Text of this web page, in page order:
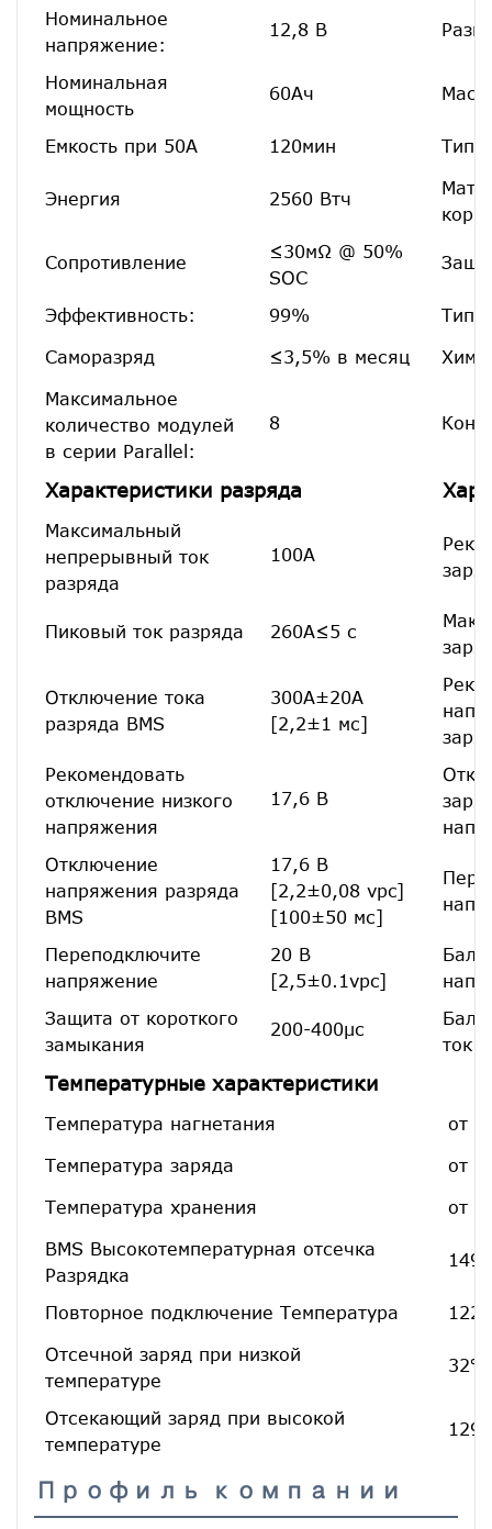
Номинальное
напряжение:
12,8 В
Номинальная
мощность
60Ач
Емкость при 50А 120мин Тип
Энергия 2560 Втч
Сопротивление
≤30мΩ @ 50%
SOC
Эффективность: 99% Тип
Саморазряд ≤3,5% в месяц
Максимальное
количество модулей
в серии Parallel:
8
Характеристики разряда
Максимальный
непрерывный ток
разряда
100А
Пиковый ток разряда 260А≤5 с
Отключение тока
разряда BMS
300А±20А
[2,2±1 мс]
Рекомендовать
отключение низкого
напряжения
17,6 В
Отключение
напряжения разряда
BMS
17,6 В
[2,2±0,08 vpc]
[100±50 мс]
Переподключите
напряжение
20 В
[2,5±0.1vpc]
Защита от короткого
замыкания
200-400μс
ток
Температурные характеристики
Температура нагнетания от -
Температура заряда от
Температура хранения от -
BMS Высокотемпературная отсечка
Разрядка
149
Повторное подключение Температура 122
Отсечной заряд при низкой
температуре
Отсекающий заряд при высокой
температуре
Профиль компании